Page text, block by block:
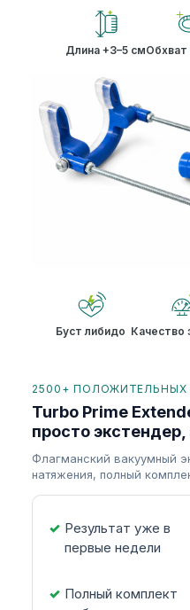
Длина +3–5 смОбхват
Буст либидо Качество
2500+ ПОЛОЖИТЕЛЬНЫХ
Turbo Prime
просто экстендер,
Флагманский вакуумный
натяжения, полный
Результат уже в
первые недели
Полный комплект